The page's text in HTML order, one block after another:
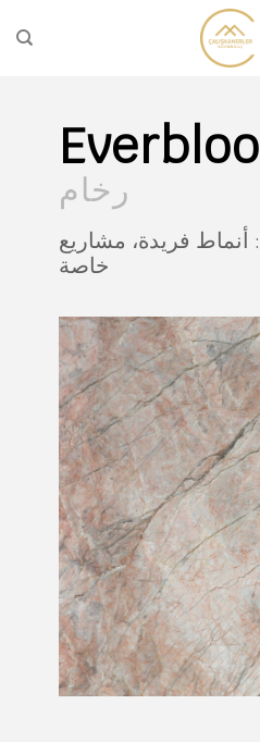
رخام
Everbloom Pink: أنماط فريدة، مشاريع
خاصة